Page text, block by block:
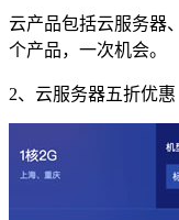
云产品包括云服务器
个产品，一次机会。
2、云服务器五折优惠